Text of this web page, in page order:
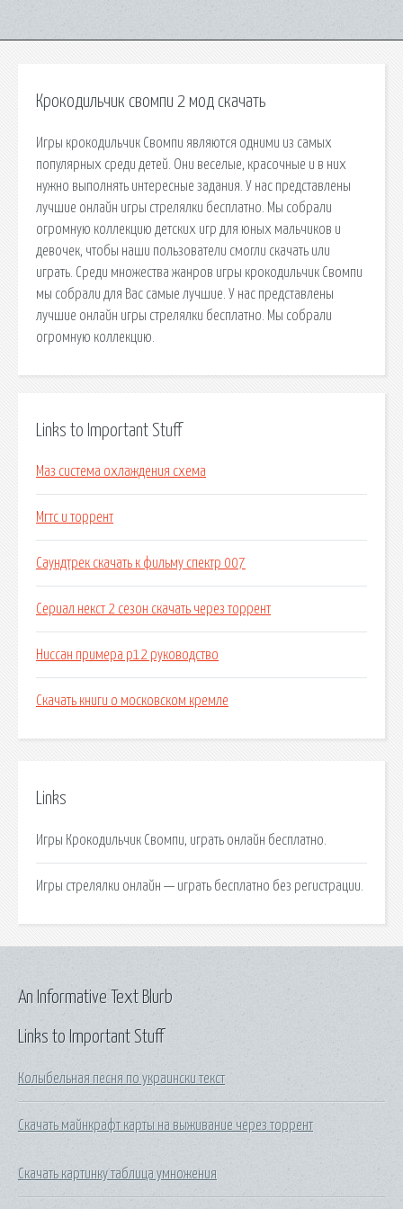
Крокодильчик свомпи 2 мод скачать
Игры крокодильчик Свомпи являются одними из самых
популярных среди детей. Они веселые, красочные и в них
нужно выполнять интересные задания. У нас представлены
лучшие онлайн игры стрелялки бесплатно. Мы собрали
огромную коллекцию детских игр для юных мальчиков и
девочек, чтобы наши пользователи смогли скачать или
играть. Среди множества жанров игры крокодильчик Свомпи
мы собрали для Вас самые лучшие. У нас представлены
лучшие онлайн игры стрелялки бесплатно. Мы собрали
огромную коллекцию.
Links to Important Stuff
Маз система охлаждения схема
Мгтс и торрент
Саундтрек скачать к фильму спектр 007
Сериал некст 2 сезон скачать через торрент
Ниссан примера p12 руководство
Скачать книги о московском кремле
Links
Игры Крокодильчик Свомпи, играть онлайн бесплатно.
Игры стрелялки онлайн — играть бесплатно без регистрации.
Links to Important Stuff
Колыбельная песня по украински текст
Скачать майнкрафт карты на выживание через торрент
Скачать картинку таблица умножения
An Informative Text Blurb